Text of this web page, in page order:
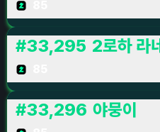
#33,295 2로하 라네
#33,296 야뭉이